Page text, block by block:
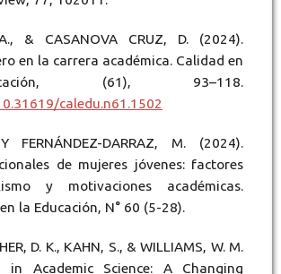
& CASANOVA CRUZ, D. (2024).
en la carrera académica. Calidad en
(61), 93–118.
caledu.n61.1502
FERNÁNDEZ-DARRAZ, M. (2024).
de mujeres jóvenes: factores
y motivaciones académicas.
la Educación, N° 60 (5-28).
D. K., KAHN, S., & WILLIAMS, W. M.
in Academic Science: A Changing